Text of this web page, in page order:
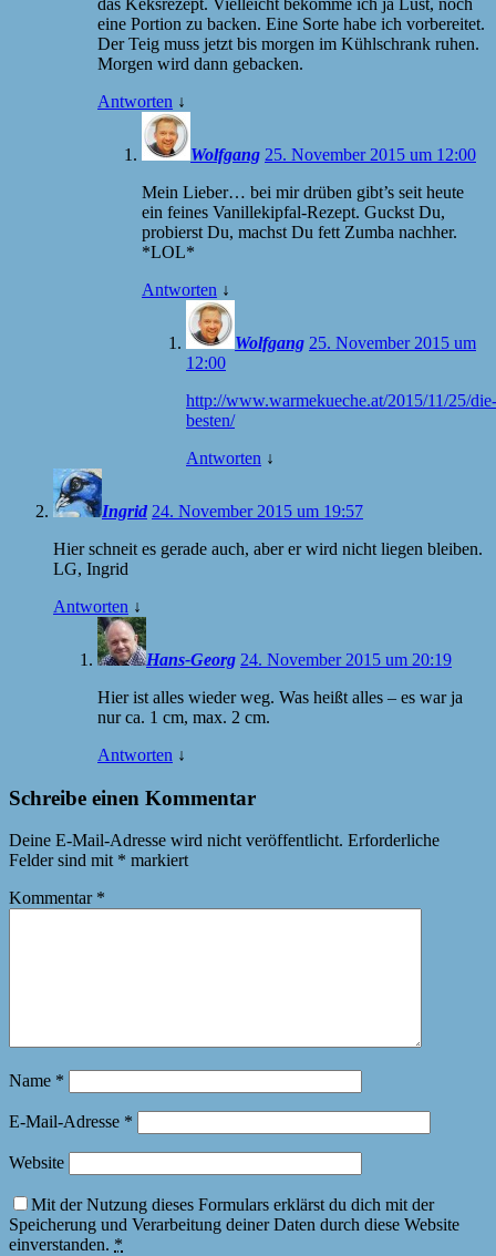
eine Portion zu backen. Eine Sorte habe ich vorbereitet.
Der Teig muss jetzt bis morgen im Kühlschrank ruhen.
Morgen wird dann gebacken.
Antworten ↓
Wolfgang 25. November 2015 um 12:00
Mein Lieber… bei mir drüben gibt’s seit heute
ein feines Vanillekipfal-Rezept. Guckst Du,
probierst Du, machst Du fett Zumba nachher.
*LOL*
Antworten ↓
Wolfgang 25. November 2015 um
12:00
http://www.warmekueche.at/2015/11/25/die-
besten/
Antworten ↓
Ingrid 24. November 2015 um 19:57
Hier schneit es gerade auch, aber er wird nicht liegen bleiben.
LG, Ingrid
Antworten ↓
Hans-Georg 24. November 2015 um 20:19
Hier ist alles wieder weg. Was heißt alles – es war ja
nur ca. 1 cm, max. 2 cm.
Antworten ↓
Schreibe einen Kommentar
Deine E-Mail-Adresse wird nicht veröffentlicht. Erforderliche
Felder sind mit * markiert
Kommentar *
Name *
E-Mail-Adresse *
Website
Mit der Nutzung dieses Formulars erklärst du dich mit der
Speicherung und Verarbeitung deiner Daten durch diese Website
einverstanden. *